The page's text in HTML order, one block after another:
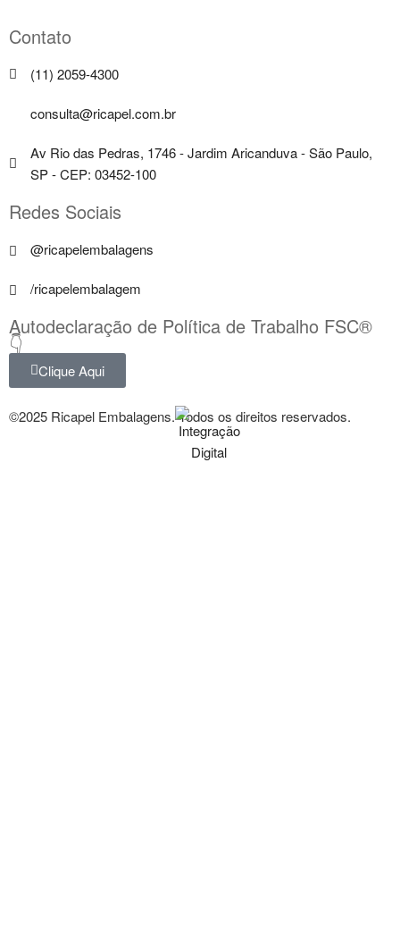
Contato
(11) 2059-4300
consulta@ricapel.com.br
Av Rio das Pedras, 1746 - Jardim Aricanduva - São Paulo,
SP - CEP: 03452-100
Redes Sociais
@ricapelembalagens
/ricapelembalagem
Autodeclaração de Política de Trabalho FSC®
👇
Clique Aqui
©2025 Ricapel Embalagens. Todos os direitos reservados.